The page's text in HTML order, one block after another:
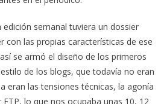
semanal tuviera un dossier
con las propias características de ese
se armó el diseño de los primeros
de los blogs, que todavía no eran
eran las tensiones técnicas, la agonía
lo que nos ocupaba unas 10, 12